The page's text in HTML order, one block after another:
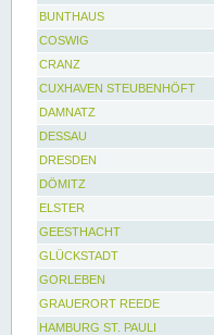
BUNTHAUS
COSWIG
CRANZ
CUXHAVEN STEUBENHÖFT
DAMNATZ
DESSAU
DRESDEN
DÖMITZ
ELSTER
GEESTHACHT
GLÜCKSTADT
GORLEBEN
GRAUERORT REEDE
HAMBURG ST. PAULI